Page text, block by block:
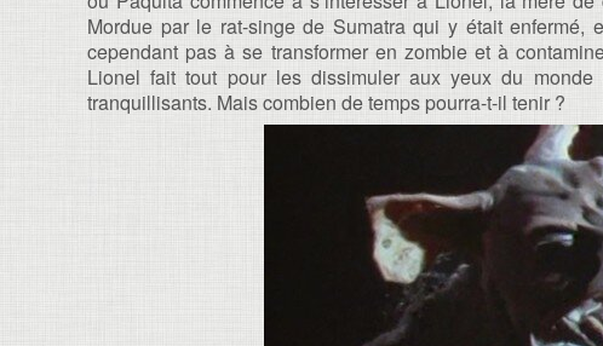
Mordue par le rat-singe de Sumatra qui y était
cependant pas à se transformer en zombie et à
Lionel fait tout pour les dissimuler aux yeux du
tranquillisants. Mais combien de temps pourra-t-il tenir ?